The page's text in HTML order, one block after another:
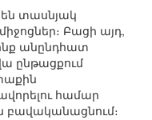
տասնյակ
Բացի այդ,
անընդհատ
ընթացքում
համար
բավականացնում։